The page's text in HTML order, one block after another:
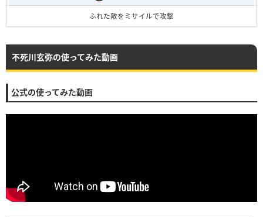
ふれた敵をミサイルで攻撃
不死川玄弥の使ってみた動画
公式の使ってみた動画